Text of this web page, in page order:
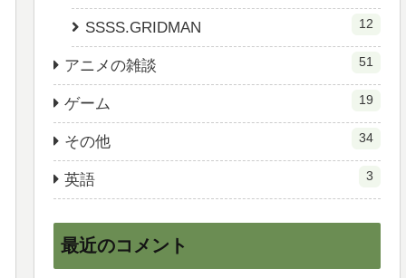
SSSS.GRIDMAN 12
アニメの雑談 51
ゲーム 19
その他 34
英語 3
最近のコメント